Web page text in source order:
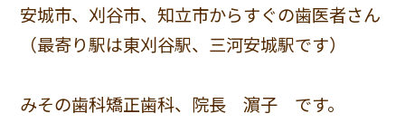
安城市、刈谷市、知立市からすぐの歯医者さん
（最寄り駅は東刈谷駅、三河安城駅です）
みその歯科矯正歯科、院長 濵子 です。